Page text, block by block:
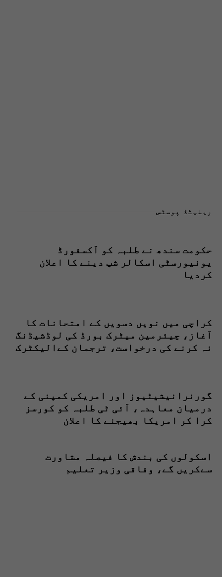
ریلیٹڈ پوسٹس
حکومت سندھ نے طلبہ کو آکسفورڈ
یونیورسٹی اسکالر شپ دینے کا اعلان
کردیا
کراچی میں نویں دسویں کے امتحانات کا
آغاز، چیئرمین میٹرک بورڈ کی لوڈشیڈنگ
نہ کرنے کی درخواست، ترجمان کےالیکٹرک
گورنرانیشیٹیوز اور امریکی کمپنی کے
درمیان معاہدہ، آئی ٹی طلبہ کو کورسز
کرا کر امریکا بھیجنے کا اعلان
اسکولوں کی بندش کا فیصلہ مشاورت
سےکریں گے، وفاقی وزیر تعلیم